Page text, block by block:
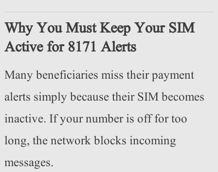
Why You Must Keep Your SIM
Active for 8171 Alerts
Many beneficiaries miss their payment
alerts simply because their SIM becomes
inactive. If your number is off for too
long, the network blocks incoming
messages.